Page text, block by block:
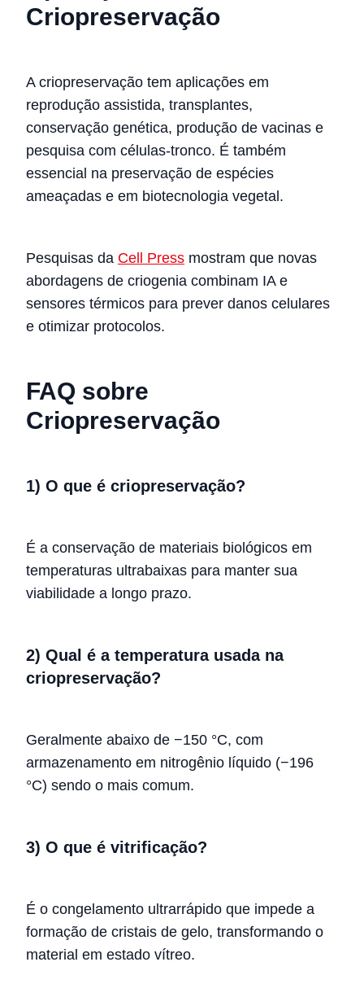
Criopreservação
A criopreservação tem aplicações em
reprodução assistida, transplantes,
conservação genética, produção de vacinas e
pesquisa com células-tronco. É também
essencial na preservação de espécies
ameaçadas e em biotecnologia vegetal.
Pesquisas da Cell Press mostram que novas
abordagens de criogenia combinam IA e
sensores térmicos para prever danos celulares
e otimizar protocolos.
FAQ sobre
Criopreservação
1) O que é criopreservação?
É a conservação de materiais biológicos em
temperaturas ultrabaixas para manter sua
viabilidade a longo prazo.
2) Qual é a temperatura usada na
criopreservação?
Geralmente abaixo de −150 °C, com
armazenamento em nitrogênio líquido (−196
°C) sendo o mais comum.
3) O que é vitrificação?
É o congelamento ultrarrápido que impede a
formação de cristais de gelo, transformando o
material em estado vítreo.